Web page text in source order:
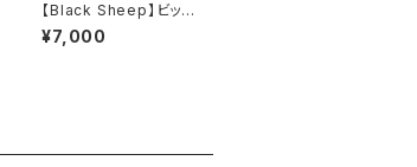
【Black Sheep】ビッグ
シルエット 裏パイル ス
ウェット
¥7,000